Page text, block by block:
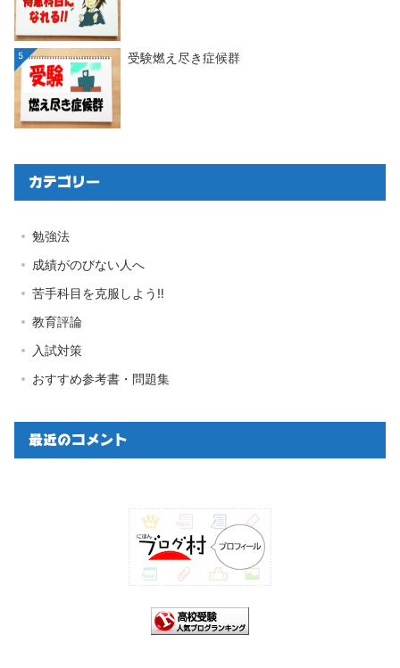
5 受験燃え尽き症候群
カテゴリー
勉強法
成績がのびない人へ
苦手科目を克服しよう‼
教育評論
入試対策
おすすめ参考書・問題集
最近のコメント